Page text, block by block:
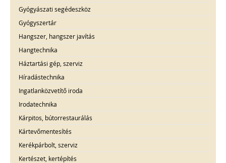
Gyógyászati segédeszköz
Gyógyszertár
Hangszer, hangszer javítás
Hangtechnika
Háztartási gép, szerviz
Híradástechnika
Ingatlanközvetítő iroda
Irodatechnika
Kárpitos, bútorrestaurálás
Kártevőmentesítés
Kerékpárbolt, szerviz
Kertészet, kertépítés